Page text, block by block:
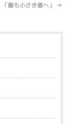
「最も小さき者へ」 →